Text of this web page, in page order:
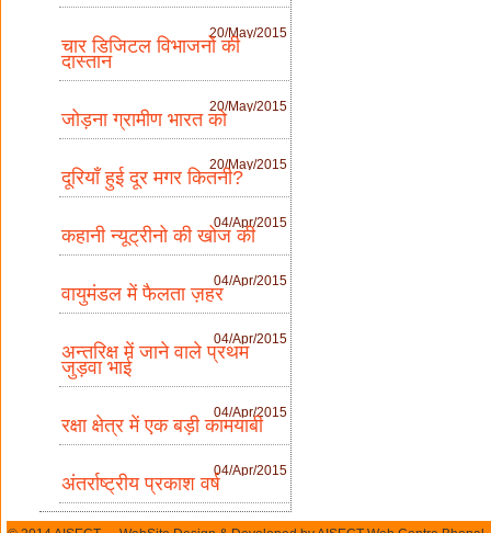
20/May/2015
चार डिजिटल विभाजनों की
दास्तान
20/May/2015
जोड़ना ग्रामीण भारत को
20/May/2015
दूरियाँ हुई दूर मगर कितनी?
04/Apr/2015
कहानी न्यूट्रीनो की खोज की
04/Apr/2015
वायुमंडल में फैलता ज़हर
04/Apr/2015
अन्तरिक्ष में जाने वाले प्रथम
जुड़वा भाई
04/Apr/2015
रक्षा क्षेत्र में एक बड़ी कामयाबी
04/Apr/2015
अंतर्राष्ट्रीय प्रकाश वर्ष